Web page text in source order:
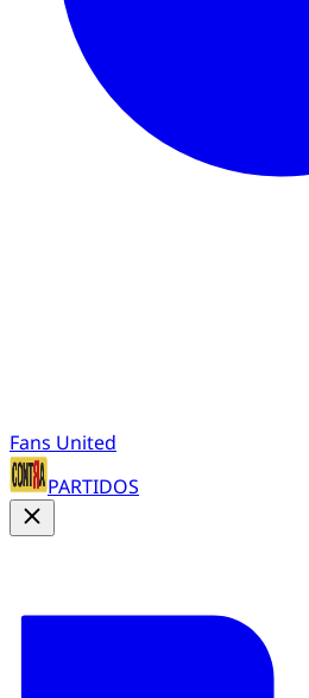
Fans United
PARTIDOS